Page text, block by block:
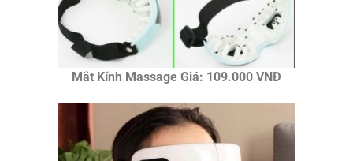
Mắt Kính Massage Giá: 109.000 VNĐ